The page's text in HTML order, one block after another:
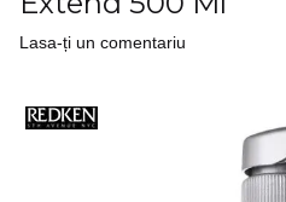
Lasa-ți un comentariu